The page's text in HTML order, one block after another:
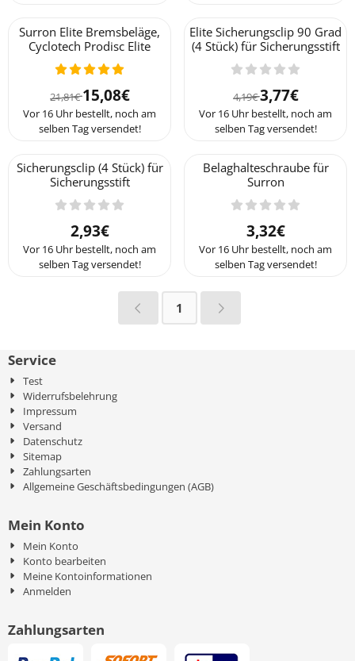
Surron Elite Bremsbeläge,
Cyclotech Prodisc Elite
Von 21,81 für 15,08
21,81€15,08€
Vor 16 Uhr bestellt, noch am
selben Tag versendet!
Elite Sicherungsclip 90 Grad
(4 Stück) für Sicherungsstift
Von 4,19 für
4,19€3,77€
Vor 16 Uhr bestellt, noch am
selben Tag versendet!
Sicherungsclip (4 Stück) für
Sicherungsstift
Preis: 2,93
2,93€
Vor 16 Uhr bestellt, noch am
selben Tag versendet!
Belaghalteschraube für
Surron
Preis: 3,32
3,32€
Vor 16 Uhr bestellt, noch am
selben Tag versendet!
1
Service
Test
Widerrufsbelehrung
Impressum
Versand
Datenschutz
Sitemap
Zahlungsarten
Allgemeine Geschäftsbedingungen (AGB)
Mein Konto
Mein Konto
Konto bearbeiten
Meine Kontoinformationen
Anmelden
Zahlungsarten